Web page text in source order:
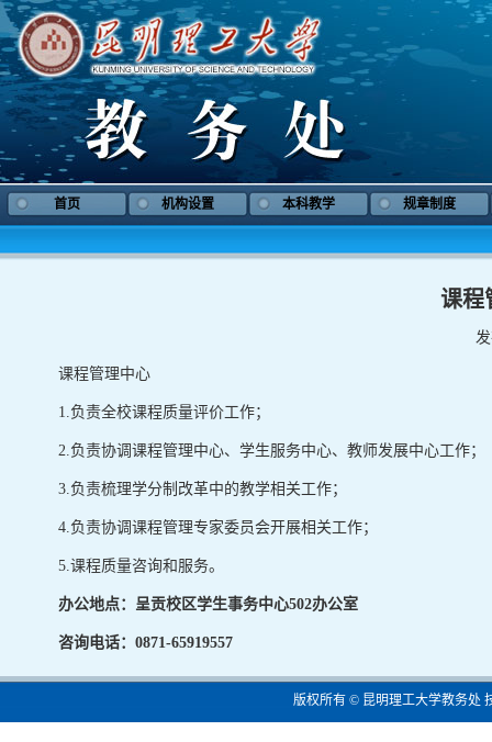
首页 机构设置 本科教学 规章制度
课程
课程管理中心
1.负责全校课程质量评价工作；
2.负责协调课程管理中心、学生服务中心、教师发展中心工作；
3.负责梳理学分制改革中的教学相关工作；
4.负责协调课程管理专家委员会开展相关工作；
5.课程质量咨询和服务。
办公地点：呈贡校区学生事务中心502办公室
咨询电话：0871-65919557
版权所有 © 昆明理工大学教务处